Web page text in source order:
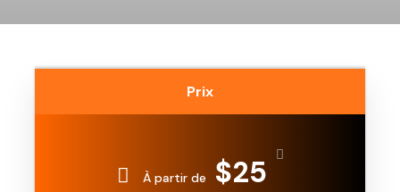
Prix
À partir de $25